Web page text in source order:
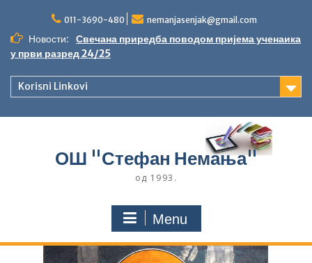
content
011-3690-480 nemanjasenjak@gmail.com
Новости:
Свечана приредба поводом пријема ученаика
у први разред 24/25
Korisni Linkovi
ОШ "Стефан Немања"
од 1993.
Menu